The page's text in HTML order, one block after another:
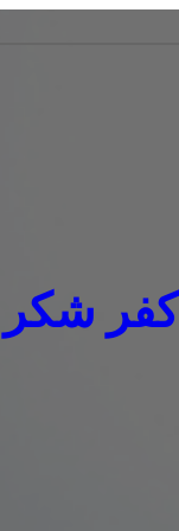
شكر